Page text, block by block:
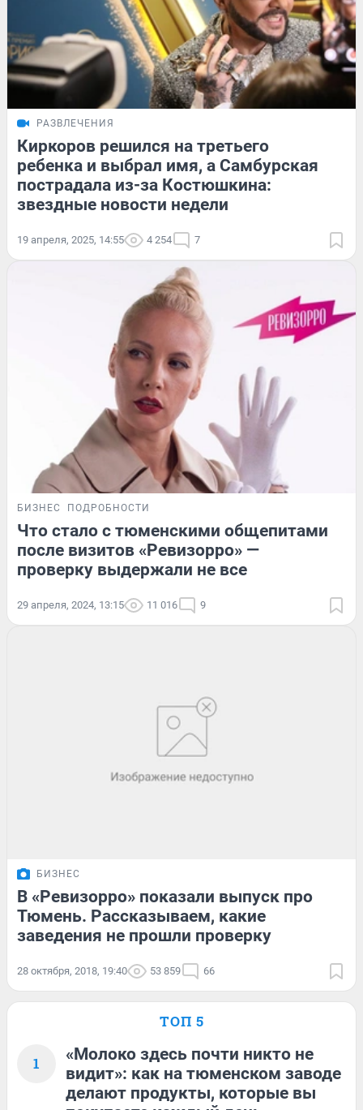
РАЗВЛЕЧЕНИЯ
Киркоров решился на третьего
ребенка и выбрал имя, а Самбурская
пострадала из-за Костюшкина:
звездные новости недели
19 апреля, 2025, 14:55 4 254 7
БИЗНЕС ПОДРОБНОСТИ
Что стало с тюменскими общепитами
после визитов «Ревизорро» —
проверку выдержали не все
29 апреля, 2024, 13:15 11 016 9
БИЗНЕС
В «Ревизорро» показали выпуск про
Тюмень. Рассказываем, какие
заведения не прошли проверку
28 октября, 2018, 19:40 53 859 66
ТОП 5
1
«Молоко здесь почти никто не
видит»: как на тюменском заводе
делают продукты, которые вы